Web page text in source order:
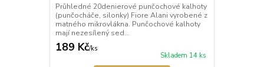
Průhledné 20denierové punčochové kalhoty
(punčocháče, silonky) Fiore Alani vyrobené z
matného mikrovlákna. Punčochové kalhoty
mají nezesílený sed...
189 Kč/ks
Skladem 14 ks